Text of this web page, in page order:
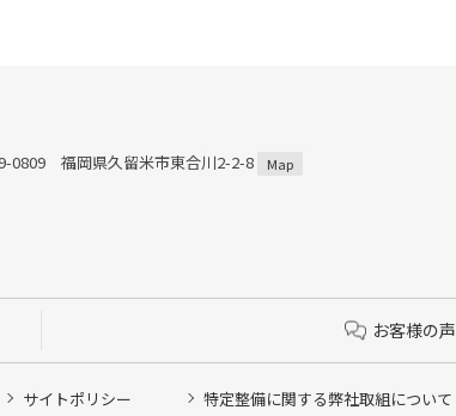
0809 福岡県久留米市東合川2-2-8 Map
お客様の声
サイトポリシー 特定整備に関する弊社取組について